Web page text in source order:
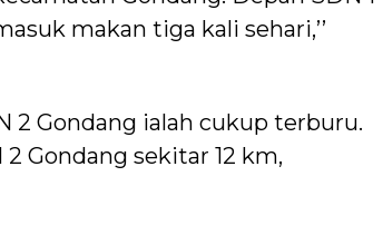
makan tiga kali sehari,’’
2 Gondang ialah cukup terburu.
Gondang sekitar 12 km,